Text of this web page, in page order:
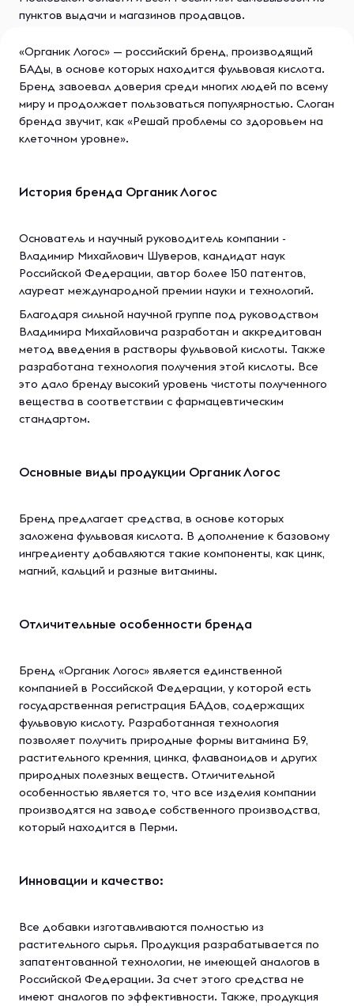
пунктов выдачи и магазинов продавцов.
«Органик Логос» — российский бренд, производящий
БАДы, в основе которых находится фульвовая кислота.
Бренд завоевал доверия среди многих людей по всему
миру и продолжает пользоваться популярностью. Слоган
бренда звучит, как «Решай проблемы со здоровьем на
клеточном уровне».
История бренда Органик Логос
Основатель и научный руководитель компании -
Владимир Михайлович Шуверов, кандидат наук
Российской Федерации, автор более 150 патентов,
лауреат международной премии науки и технологий.
Благодаря сильной научной группе под руководством
Владимира Михайловича разработан и аккредитован
метод введения в растворы фульвовой кислоты. Также
разработана технология получения этой кислоты. Все
это дало бренду высокий уровень чистоты полученного
вещества в соответствии с фармацевтическим
стандартом.
Основные виды продукции Органик Логос
Бренд предлагает средства, в основе которых
заложена фульвовая кислота. В дополнение к базовому
ингредиенту добавляются такие компоненты, как цинк,
магний, кальций и разные витамины.
Отличительные особенности бренда
Бренд «Органик Логос» является единственной
компанией в Российской Федерации, у которой есть
государственная регистрация БАДов, содержащих
фульвовую кислоту. Разработанная технология
позволяет получить природные формы витамина Б9,
растительного кремния, цинка, флаваноидов и других
природных полезных веществ. Отличительной
особенностью является то, что все изделия компании
производятся на заводе собственного производства,
который находится в Перми.
Инновации и качество:
Все добавки изготавливаются полностью из
растительного сырья. Продукция разрабатывается по
запатентованной технологии, не имеющей аналогов в
Российской Федерации. За счет этого средства не
имеют аналогов по эффективности. Также, продукция